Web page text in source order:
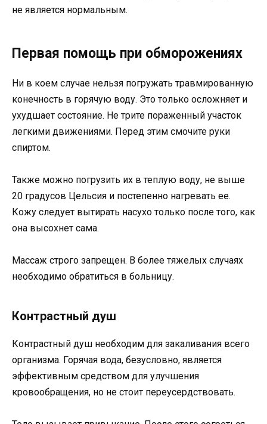
не является нормальным.
Первая помощь при обморожениях
Ни в коем случае нельзя погружать травмированную
конечность в горячую воду. Это только осложняет и
ухудшает состояние. Не трите пораженный участок
легкими движениями. Перед этим смочите руки
спиртом.
Также можно погрузить их в теплую воду, не выше
20 градусов Цельсия и постепенно нагревать ее.
Кожу следует вытирать насухо только после того, как
она высохнет сама.
Массаж строго запрещен. В более тяжелых случаях
необходимо обратиться в больницу.
Контрастный душ
Контрастный душ необходим для закаливания всего
организма. Горячая вода, безусловно, является
эффективным средством для улучшения
кровообращения, но не стоит переусердствовать.